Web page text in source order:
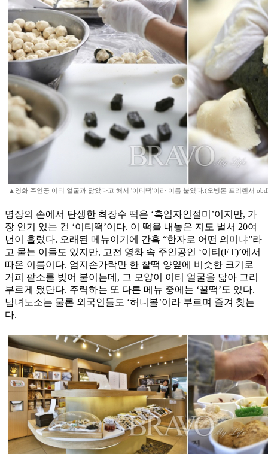
▲영화 주인공 이티 얼굴과 닮았다고 해서 '이티떡'이라 이름 붙였다.(오병돈 프리랜서
명장의 손에서 탄생한 최장수 떡은 ‘흑임자인절미’이지만, 가
장 인기 있는 건 ‘이티떡’이다. 이 떡을 내놓은 지도 벌서 20여
년이 흘렀다. 오래된 메뉴이기에 간혹 “한자로 어떤 의미냐”라
고 묻는 이들도 있지만, 고전 영화 속 주인공인 ‘이티(ET)’에서
따온 이름이다. 엄지손가락만 한 찰떡 양옆에 비슷한 크기로
거피 팥소를 빚어 붙이는데, 그 모양이 이티 얼굴을 닮아 그리
부르게 됐단다. 주력하는 또 다른 메뉴 중에는 ‘꿀떡’도 있다.
남녀노소는 물론 외국인들도 ‘허니볼’이라 부르며 즐겨 찾는
다.